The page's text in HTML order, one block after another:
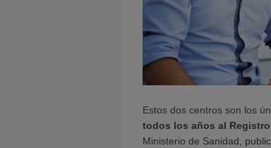
Estos dos centros son los
todos los años al
Ministerio de Sanidad,